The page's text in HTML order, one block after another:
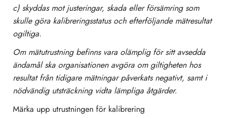
c) skyddas mot justeringar, skada eller försämring som
skulle göra kalibreringsstatus och efterföljande mätresultat
ogiltiga.
Om mätutrustning befinns vara olämplig för sitt avsedda
ändamål ska organisationen avgöra om giltigheten hos
resultat från tidigare mätningar påverkats negativt, samt i
nödvändig utsträckning vidta lämpliga åtgärder.
Märka upp utrustningen för kalibrering